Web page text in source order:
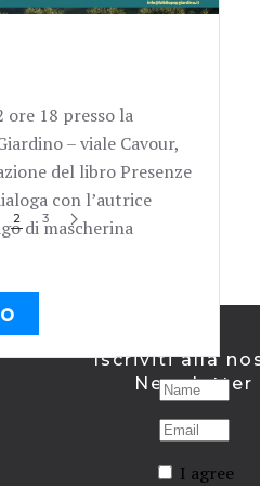
ore 18 presso la
– viale Cavour,
del libro Presenze
con l’autrice
di mascherina
2 3
Iscriviti alla
Newsletter
I agree